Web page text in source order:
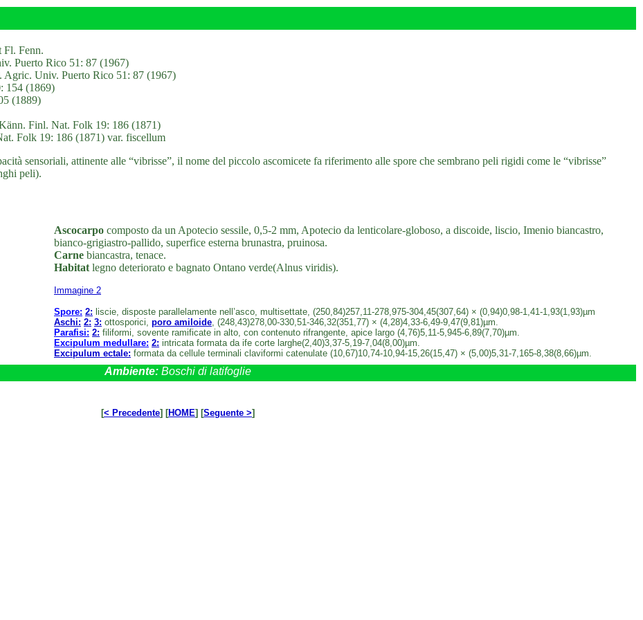
Fl. Fenn.
Puerto Rico 51: 87 (1967)
Univ. Puerto Rico 51: 87 (1967)
154 (1869)
(1889)
Finl. Nat. Folk 19: 186 (1871)
Folk 19: 186 (1871) var. fiscellum
sensoriali, attinente alle “vibrisse”, il nome del piccolo ascomicete fa riferimento alle spore che sembrano peli rigidi come le “vibrisse”
peli).
Ascocarpo composto da un Apotecio sessile, 0,5-2 mm, Apotecio da lenticolare-globoso, a discoide, liscio, Imenio biancastro,
bianco-grigiastro-pallido, superfice esterna brunastra, pruinosa.
Carne biancastra, tenace.
Habitat legno deteriorato e bagnato Ontano verde(Alnus viridis).
Immagine 2
Spore: 2: liscie, disposte parallelamente nell’asco, multisettate, (250,84)257,11-278,975-304,45(307,64) × (0,94)0,98-1,41-1,93(1,93)µm
Aschi: 2: 3: ottosporici, poro amiloide, (248,43)278,00-330,51-346,32(351,77) × (4,28)4,33-6,49-9,47(9,81)µm.
Parafisi: 2: filiformi, sovente ramificate in alto, con contenuto rifrangente, apice largo (4,76)5,11-5,945-6,89(7,70)µm.
Excipulum medullare: 2: intricata formata da ife corte larghe(2,40)3,37-5,19-7,04(8,00)µm.
Excipulum ectale: formata da cellule terminali claviformi catenulate (10,67)10,74-10,94-15,26(15,47) × (5,00)5,31-7,165-8,38(8,66)µm.
Ambiente: Boschi di latifoglie
[< Precedente] [HOME] [Seguente >]